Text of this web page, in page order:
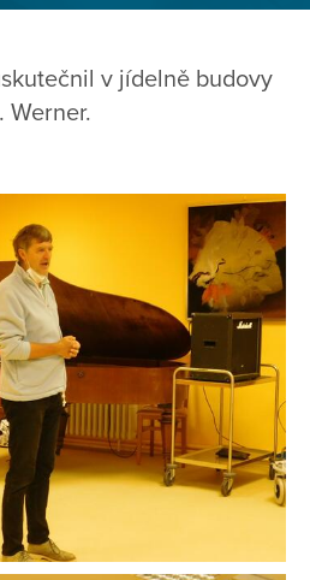
v jídelně budovy
Werner.